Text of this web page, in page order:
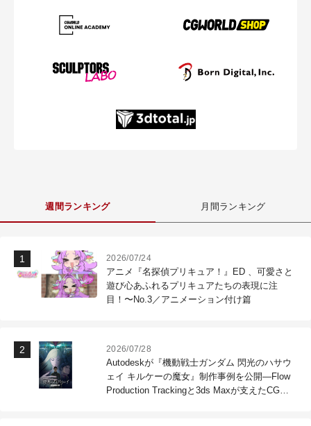
週間ランキング 月間ランキング
2026/07/24
アニメ『名探偵プリキュア！』ED 、可愛さと
遊び心あふれるプリキュアたちの表現に注
目！〜No.3／アニメーション付け篇
2026/07/28
Autodeskが『機動戦士ガンダム 閃光のハサウ
ェイ キルケーの魔女』制作事例を公開―Flow
Production Trackingと3ds Maxが支えたCG制